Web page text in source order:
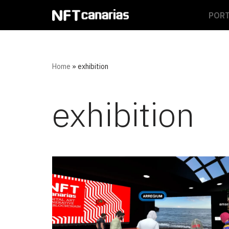
Saltar
Home » exhibition
exhibition